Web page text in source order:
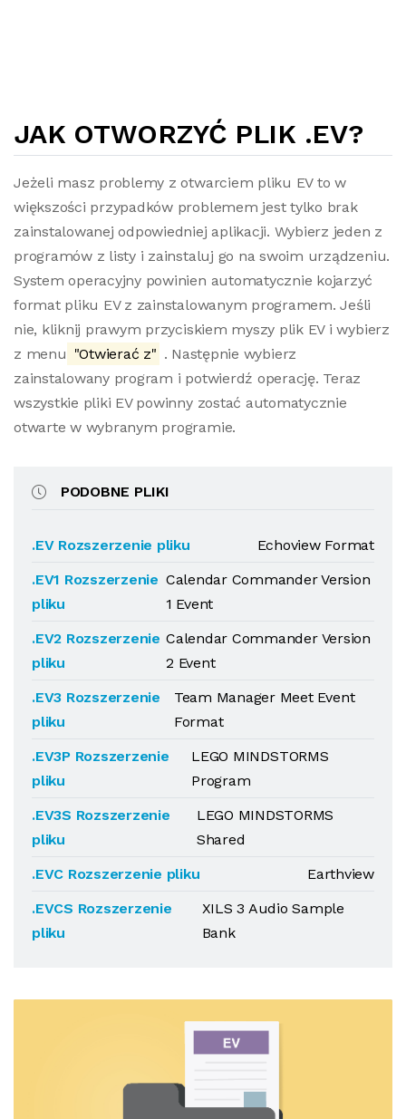
JAK OTWORZYĆ PLIK .EV?
Jeżeli masz problemy z otwarciem pliku EV to w
większości przypadków problemem jest tylko brak
zainstalowanej odpowiedniej aplikacji. Wybierz jeden z
programów z listy i zainstaluj go na swoim urządzeniu.
System operacyjny powinien automatycznie kojarzyć
format pliku EV z zainstalowanym programem. Jeśli
nie, kliknij prawym przyciskiem myszy plik EV i wybierz
z menu "Otwierać z" . Następnie wybierz
zainstalowany program i potwierdź operację. Teraz
wszystkie pliki EV powinny zostać automatycznie
otwarte w wybranym programie.
PODOBNE PLIKI
.EV Rozszerzenie pliku
Echoview Format
.EV1 Rozszerzenie
pliku
Calendar Commander Version
1 Event
.EV2 Rozszerzenie
pliku
Calendar Commander Version
2 Event
.EV3 Rozszerzenie
pliku
Team Manager Meet Event
Format
.EV3P Rozszerzenie
pliku
LEGO MINDSTORMS
Program
.EV3S Rozszerzenie
pliku
LEGO MINDSTORMS
Shared
.EVC Rozszerzenie pliku
Earthview
.EVCS Rozszerzenie
pliku
XILS 3 Audio Sample
Bank